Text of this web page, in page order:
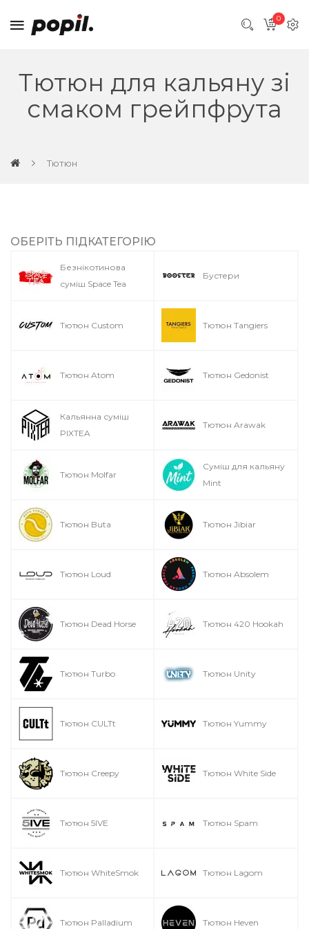
0
Тютюн для кальяну зі
смаком грейпфрута
Тютюн
ОБЕРІТЬ ПІДКАТЕГОРІЮ
Безнікотинова
суміш Space Tea
Бустери
Тютюн Custom Тютюн Tangiers
Тютюн Atom Тютюн Gedonist
Кальянна суміш
PIXTEA
Тютюн Arawak
Тютюн Molfar
Суміш для кальяну
Mint
Тютюн Buta Тютюн Jibiar
Тютюн Loud Тютюн Absolem
Тютюн Dead Horse Тютюн 420 Hookah
Тютюн Turbo Тютюн Unity
Тютюн CULTt Тютюн Yummy
Тютюн Creepy Тютюн White Side
Тютюн 5IVE Тютюн Spam
Тютюн WhiteSmok Тютюн Lagom
Тютюн Palladium Тютюн Heven